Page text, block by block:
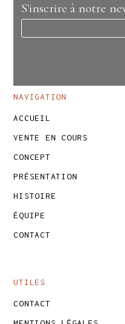
S'inscrire à notre
NAVIGATION
ACCUEIL
VENTE EN COURS
CONCEPT
PRÉSENTATION
HISTOIRE
ÉQUIPE
CONTACT
UTILES
CONTACT